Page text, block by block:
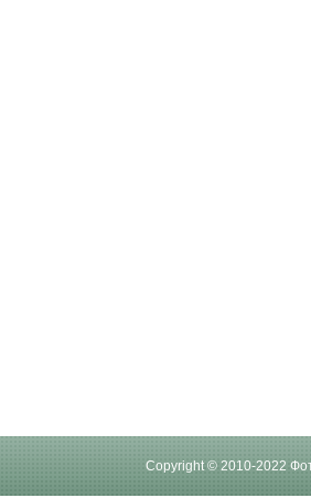
Copyright © 2010-2022